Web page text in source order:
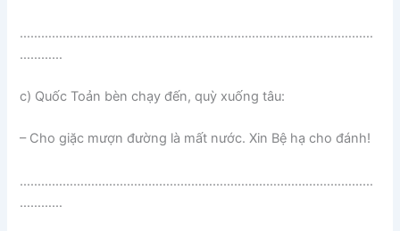
………………………………………………………………………………………
…………
c) Quốc Toản bèn chạy đến, quỳ xuống tâu:
– Cho giặc mượn đường là mất nước. Xin Bệ hạ cho đánh!
………………………………………………………………………………………
…………